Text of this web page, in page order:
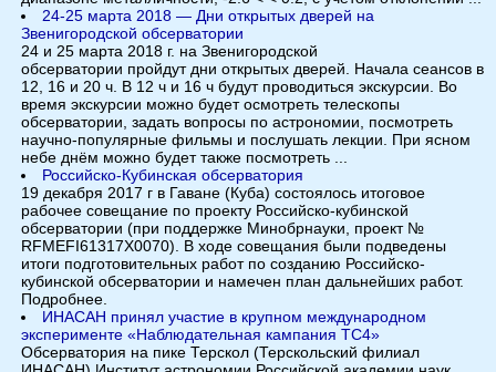
24-25 марта 2018 — Дни открытых дверей на
Звенигородской обсерватории
24 и 25 марта 2018 г. на Звенигородской
обсерватории пройдут дни открытых дверей. Начала сеансов в
12, 16 и 20 ч. В 12 ч и 16 ч будут проводиться экскурсии. Во
время экскурсии можно будет осмотреть телескопы
обсерватории, задать вопросы по астрономии, посмотреть
научно-популярные фильмы и послушать лекции. При ясном
небе днём можно будет также посмотреть ...
Российско-Кубинская обсерватория
19 декабря 2017 г в Гаване (Куба) состоялось итоговое
рабочее совещание по проекту Российско-кубинской
обсерватории (при поддержке Минобрнауки, проект №
RFMEFI61317X0070). В ходе совещания были подведены
итоги подготовительных работ по созданию Российско-
кубинской обсерватории и намечен план дальнейших работ.
Подробнее.
ИНАСАН принял участие в крупном международном
эксперименте «Наблюдательная кампания TC4»
Обсерватория на пике Терскол (Терскольский филиал